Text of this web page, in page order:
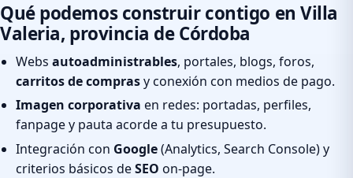
Qué podemos construir contigo en Villa
Valeria, provincia de Córdoba
Webs autoadministrables, portales, blogs, foros,
carritos de comprasy conexión con medios de pago.
Imagen corporativa en redes: portadas, perfiles,
fanpage y pauta acorde a tu presupuesto.
Integración con Google(Analytics, Search Console) y
criterios básicos deSEO on-page.